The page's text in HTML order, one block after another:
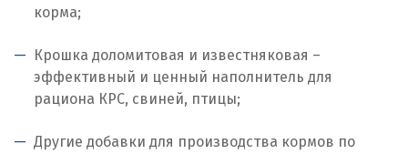
Казань
Калининград
Калуга
Каменск-Уральский
корма;
Крошка доломитовая и известняковая –
эффективный и ценный наполнитель для
рациона КРС, свиней, птицы;
Другие добавки для производства кормов по